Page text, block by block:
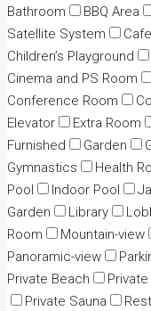
Bathroom
BBQ Area
Satellite System
Children’s Playground
Cinema and PS Room
Conference Room
Elevator
Extra Room
Furnished
Garden
Gymnastics
Health
Pool
Indoor Pool
Garden
Library
Room
Mountain-view
Panoramic-view
Private Beach
Private Sauna